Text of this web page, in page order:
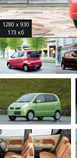
1280 x 930
173 кб